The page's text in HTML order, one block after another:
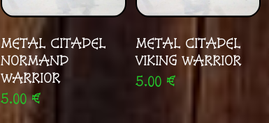
METAL CITADEL
NORMAND
WARRIOR
5.00€
METAL CITADEL
VIKING WARRIOR
5.00 €